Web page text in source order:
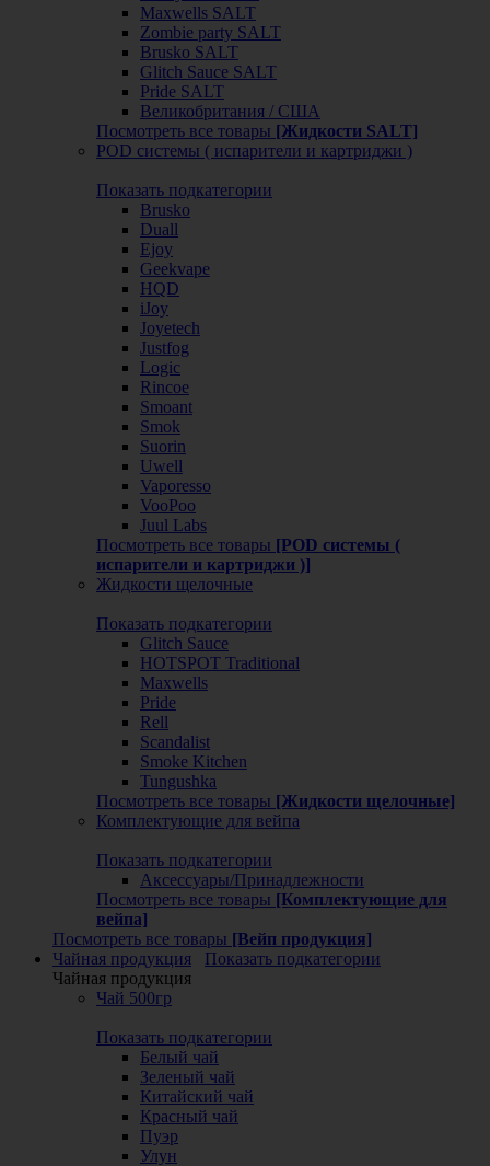
Maxwells SALT
Zombie party SALT
Brusko SALT
Glitch Sauce SALT
Pride SALT
Великобритания / США
Посмотреть все товары [Жидкости SALT]
POD системы ( испарители и картриджи )
Показать подкатегории
Brusko
Duall
Ejoy
Geekvape
HQD
iJoy
Joyetech
Justfog
Logic
Rincoe
Smoant
Smok
Suorin
Uwell
Vaporesso
VooPoo
Juul Labs
Посмотреть все товары [POD системы (
испарители и картриджи )]
Жидкости щелочные
Показать подкатегории
Glitch Sauce
HOTSPOT Traditional
Maxwells
Pride
Rell
Scandalist
Smoke Kitchen
Tungushka
Посмотреть все товары [Жидкости щелочные]
Комплектующие для вейпа
Показать подкатегории
Аксессуары/Принадлежности
Посмотреть все товары [Комплектующие для
вейпа]
Посмотреть все товары [Вейп продукция]
Чайная продукция
Показать подкатегории
Чайная продукция
Чай 500гр
Показать подкатегории
Белый чай
Зеленый чай
Китайский чай
Красный чай
Пуэр
Улун